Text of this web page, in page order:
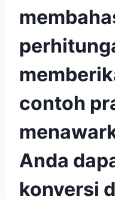
contoh
Anda
konversi